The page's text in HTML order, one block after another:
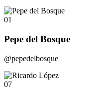
01
Pepe del Bosque
@pepedelbosque
07